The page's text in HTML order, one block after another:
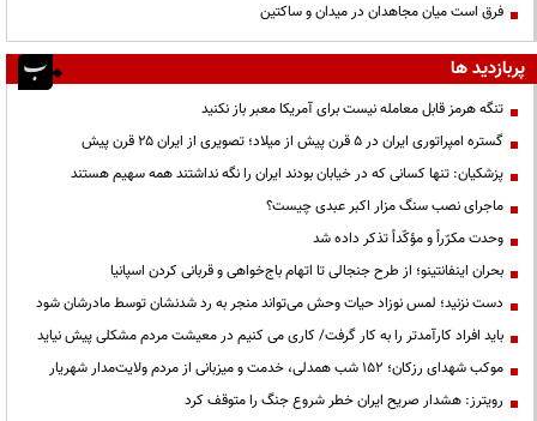
فرق است میان مجاهدان در میدان و ساکتین
پربازدید ها
تنگه هرمز قابل معامله نیست برای آمریکا معبر باز نکنید
گستره امپراتوری ایران در ۵ قرن پیش از میلاد؛ تصویری از ایران ۲۵ قرن پیش
پزشکیان: تنها کسانی که در خیابان بودند ایران را نگه نداشتند همه سهیم هستند
ماجرای نصب سنگ مزار اکبر عبدی چیست؟
وحدت مکرّراً و مؤکّداً تذکر داده شد
بحران اینفانتینو؛ از طرح جنجالی تا اتهام باج‌خواهی و قربانی کردن اسپانیا
دست نزنید؛ لمس نوزاد حیات وحش می‌تواند منجر به رد شدنشان توسط مادرشان شود
باید افراد کارآمدتر را به کار گرفت/ کاری می کنیم در معیشت مردم مشکلی پیش نیاید
موکب شهدای رزکان؛ ۱۵۲ شب همدلی، خدمت و میزبانی از مردم ولایت‌مدار شهریار
رویترز: هشدار صریح ایران خطر شروع جنگ را متوقف کرد